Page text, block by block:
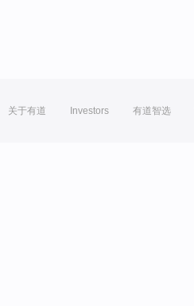
关于有道 Investors 有道智选